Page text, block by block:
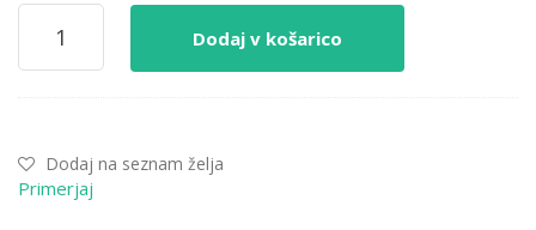
Monitor
Philips
60,5
1920x1080
Curved
Dodaj v košarico
Dodaj na seznam želja
Primerjaj